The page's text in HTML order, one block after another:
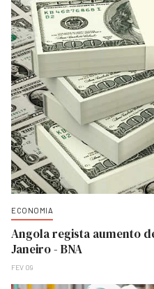
ECONOMIA
Angola regista aumento
Janeiro - BNA
FEV 09